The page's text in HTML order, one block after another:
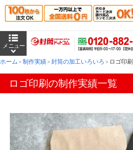
ホーム 制作実績 封筒の加工いろいろ ロゴ印刷
ロゴ印刷の制作実績一覧